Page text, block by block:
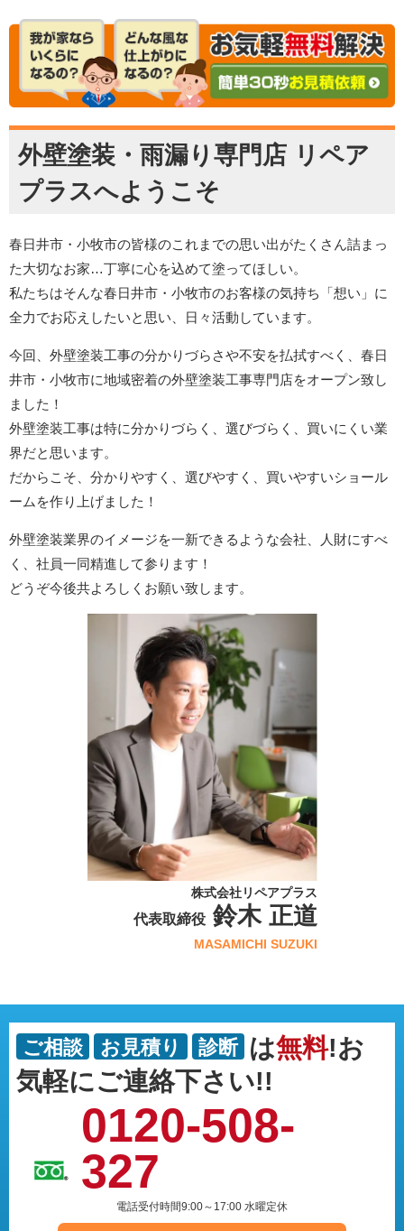
外壁塗装・雨漏り専門店 リペア
プラスへようこそ
春日井市・小牧市の皆様のこれまでの思い出がたくさん詰まっ
た大切なお家…丁寧に心を込めて塗ってほしい。
私たちはそんな春日井市・小牧市のお客様の気持ち「想い」に
全力でお応えしたいと思い、日々活動しています。
今回、外壁塗装工事の分かりづらさや不安を払拭すべく、春日
井市・小牧市に地域密着の外壁塗装工事専門店をオープン致し
ました！
外壁塗装工事は特に分かりづらく、選びづらく、買いにくい業
界だと思います。
だからこそ、分かりやすく、選びやすく、買いやすいショール
ームを作り上げました！
外壁塗装業界のイメージを一新できるような会社、人財にすべ
く、社員一同精進して参ります！
どうぞ今後共よろしくお願い致します。
株式会社リペアプラス
代表取締役鈴木 正道
MASAMICHI SUZUKI
ご相談 お見積り 診断 は無料!お
気軽にご連絡下さい!!
0120-508-
327
電話受付時間9:00～17:00 水曜定休